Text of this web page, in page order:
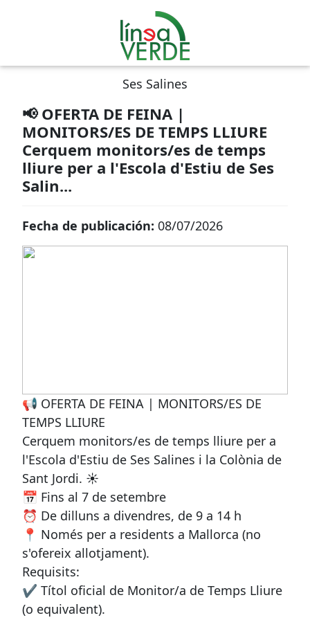
Ses Salines
📢 OFERTA DE FEINA |
MONITORS/ES DE TEMPS LLIURE
Cerquem monitors/es de temps
lliure per a l'Escola d'Estiu de Ses
Salin...
Fecha de publicación: 08/07/2026
📢 OFERTA DE FEINA | MONITORS/ES DE
TEMPS LLIURE
Cerquem monitors/es de temps lliure per a
l'Escola d'Estiu de Ses Salines i la Colònia de
Sant Jordi. ☀️
📅 Fins al 7 de setembre
⏰ De dilluns a divendres, de 9 a 14 h
📍 Només per a residents a Mallorca (no
s'ofereix allotjament).
Requisits:
✔️ Títol oficial de Monitor/a de Temps Lliure
(o equivalent).